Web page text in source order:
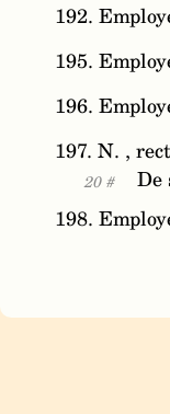
192.
195.
196.
197. N. ,
20 #
De
198.